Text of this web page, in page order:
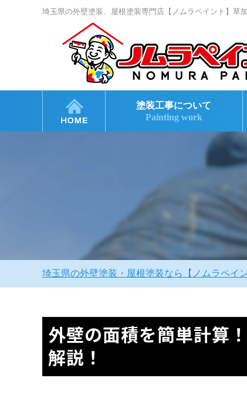
埼玉県の外壁塗装、屋根塗装専門店【ノムラペイント】草
塗装工事について
Painting work
埼玉県の外壁塗装・屋根塗装なら【ノムラペイン
外壁の面積を簡単計算
解説！